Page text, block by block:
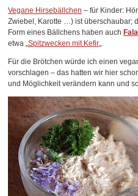
Vegane Hirsebällchen – für Kinder:
Zwiebel, Karotte …) ist überschaubar;
Form eines Bällchens haben auch
etwa „Spitzwecken mit Kefir„.
Für die Brötchen würde ich einen
vorschlagen – das hatten wir hier
und Möglichkeit verändern kann und